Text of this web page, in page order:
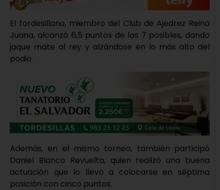
El tordesillano, miembro del Club de Ajedrez Reina
Juana, alcanzó 6,5 puntos de los 7 posibles, dando
jaque mate al rey y alzándose en lo más alto del
podio.
Además, en el mismo torneo, también participó
Daniel Blanco Revuelta, quien realizó una buena
actuación que lo llevó a colocarse en séptima
posición con cinco puntos.